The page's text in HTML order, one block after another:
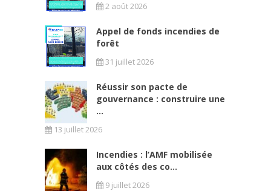
2 août 2026
Appel de fonds incendies de
forêt
31 juillet 2026
Réussir son pacte de
gouvernance : construire une
...
13 juillet 2026
Incendies : l’AMF mobilisée
aux côtés des co...
9 juillet 2026